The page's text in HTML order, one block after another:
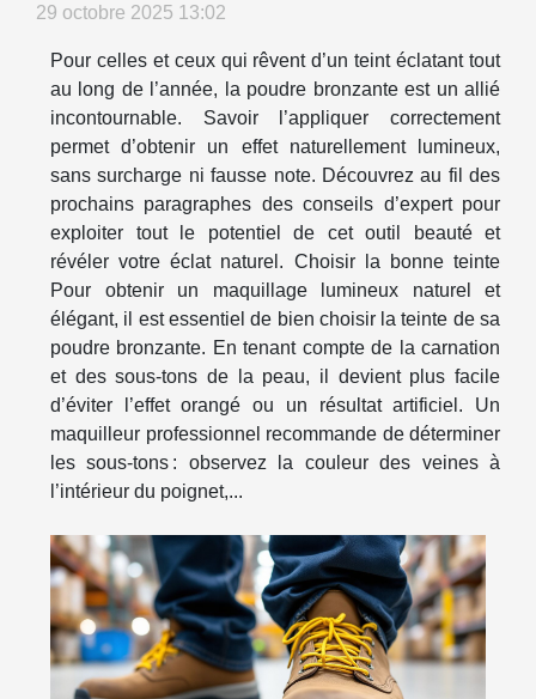
29 octobre 2025 13:02
Pour celles et ceux qui rêvent d’un teint éclatant tout
au long de l’année, la poudre bronzante est un allié
incontournable. Savoir l’appliquer correctement
permet d’obtenir un effet naturellement lumineux,
sans surcharge ni fausse note. Découvrez au fil des
prochains paragraphes des conseils d’expert pour
exploiter tout le potentiel de cet outil beauté et
révéler votre éclat naturel. Choisir la bonne teinte
Pour obtenir un maquillage lumineux naturel et
élégant, il est essentiel de bien choisir la teinte de sa
poudre bronzante. En tenant compte de la carnation
et des sous-tons de la peau, il devient plus facile
d’éviter l’effet orangé ou un résultat artificiel. Un
maquilleur professionnel recommande de déterminer
les sous-tons : observez la couleur des veines à
l’intérieur du poignet,...